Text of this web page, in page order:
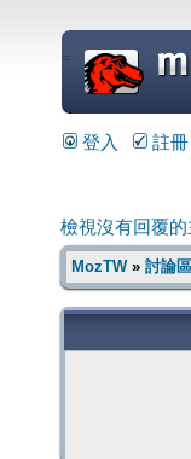
=
登入 註冊
檢視沒有回覆的
MozTW» 討論